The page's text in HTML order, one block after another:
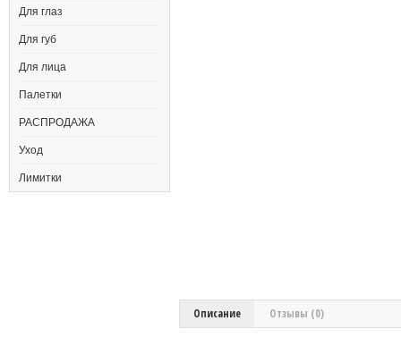
Для глаз
Для губ
Для лица
Палетки
РАСПРОДАЖА
Уход
Лимитки
Описание Отзывы (0)